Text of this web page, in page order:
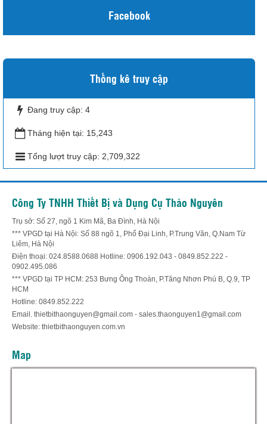
Facebook
Thống kê truy cập
Đang truy cập: 4
Tháng hiện tại: 15,243
Tổng lượt truy cập: 2,709,322
Công Ty TNHH Thiết Bị và Dụng Cụ Thảo Nguyên
Trụ sở: Số 27, ngõ 1 Kim Mã, Ba Đình, Hà Nội
*** VPGD tại Hà Nội: Số 88 ngõ 1, Phố Đại Linh, P.Trung Văn, Q.Nam Từ
Liêm, Hà Nội
Điện thoại: 024.8588.0688 Hotline: 0906.192.043 - 0849.852.222 -
0902.495.086
*** VPGD tại TP HCM: 253 Bưng Ông Thoàn, P.Tăng Nhơn Phú B, Q.9, TP
HCM
Hotline: 0849.852.222
Email. thietbithaonguyen@gmail.com - sales.thaonguyen1@gmail.com
Website: thietbithaonguyen.com.vn
Map